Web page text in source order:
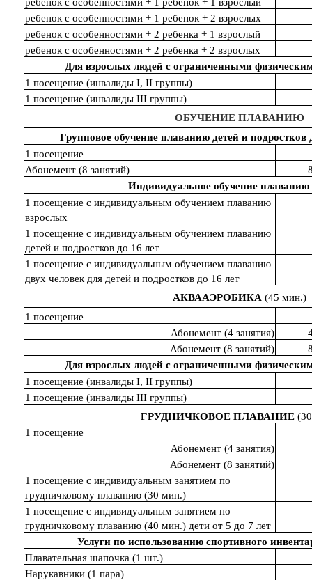
ребенок с особенностями + 1 ребенок + 2 взрослых
ребенок с особенностями + 2 ребенка + 1 взрослый
ребенок с особенностями + 2 ребенка + 2 взрослых
Для взрослых людей с ограниченными
1 посещение (инвалиды I, II группы)
1 посещение (инвалиды III группы)
ОБУЧЕНИЕ ПЛАВАНИЮ
Групповое обучение плаванию детей и
1 посещение
Абонемент (8 занятий)
Индивидуальное обучение плаванию
1 посещение с индивидуальным обучением плаванию
взрослых
1 посещение с индивидуальным обучением плаванию
детей и подростков до 16 лет
1 посещение с индивидуальным обучением плаванию
двух человек для детей и подростков до 16 лет
АКВААЭРОБИКА (45 мин.)
1 посещение
Абонемент (4 занятия)
Абонемент (8 занятий)
Для взрослых людей с ограниченными
1 посещение (инвалиды I, II группы)
1 посещение (инвалиды III группы)
ГРУДНИЧКОВОЕ ПЛАВАНИЕ
1 посещение
Абонемент (4 занятия)
Абонемент (8 занятий)
1 посещение с индивидуальным занятием по
грудничковому плаванию (30 мин.)
1 посещение с индивидуальным занятием по
грудничковому плаванию (40 мин.) дети от 5 до 7 лет
Услуги по использованию спортивного
Плавательная шапочка (1 шт.)
Нарукавники (1 пара)